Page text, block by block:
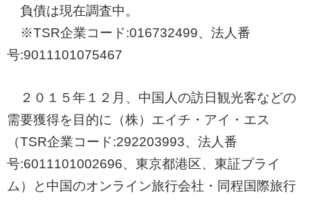
負債は現在調査中。
※TSR企業コード:016732499、法人番
号:9011101075467
２０１５年１２月、中国人の訪日観光客などの
需要獲得を目的に（株）エイチ・アイ・エス
（TSR企業コード:292203993、法人番
号:6011101002696、東京都港区、東証プライ
ム）と中国のオンライン旅行会社・同程国際旅行